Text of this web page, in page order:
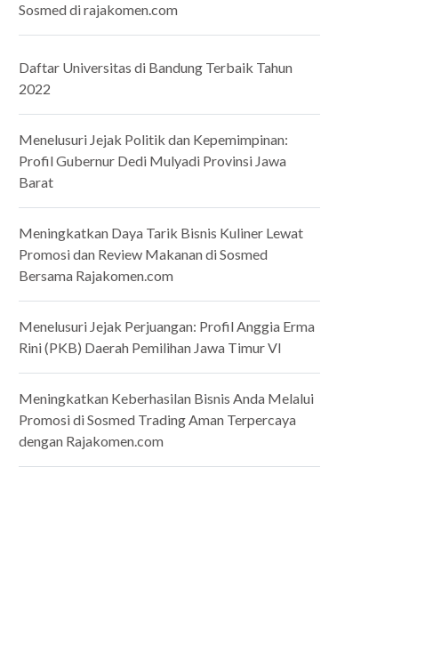
Sosmed di rajakomen.com
Daftar Universitas di Bandung Terbaik Tahun
2022
Menelusuri Jejak Politik dan Kepemimpinan:
Profil Gubernur Dedi Mulyadi Provinsi Jawa
Barat
Meningkatkan Daya Tarik Bisnis Kuliner Lewat
Promosi dan Review Makanan di Sosmed
Bersama Rajakomen.com
Menelusuri Jejak Perjuangan: Profil Anggia Erma
Rini (PKB) Daerah Pemilihan Jawa Timur VI
Meningkatkan Keberhasilan Bisnis Anda Melalui
Promosi di Sosmed Trading Aman Terpercaya
dengan Rajakomen.com